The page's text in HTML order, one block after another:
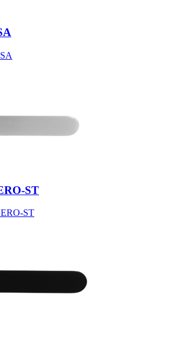
ST
ST